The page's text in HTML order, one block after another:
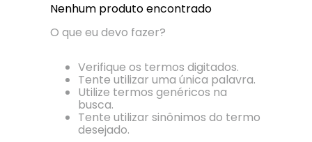
Nenhum produto encontrado
O que eu devo fazer?
Verifique os termos digitados.
Tente utilizar uma única palavra.
Utilize termos genéricos na
busca.
Tente utilizar sinônimos do termo
desejado.